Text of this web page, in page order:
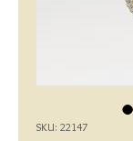
SKU: 22147